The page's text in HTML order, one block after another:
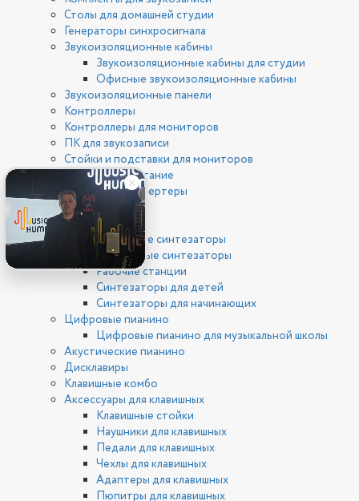
Столы для домашней студии
Генераторы синхросигнала
Звукоизоляционные кабины
Звукоизоляционные кабины для студии
Офисные звукоизоляционные кабины
Звукоизоляционные панели
Контроллеры
Контроллеры для мониторов
ПК для звукозаписи
Стойки и подставки для мониторов
Фантомное питание
ЦАП/АЦП конвертеры
Клавишные
Синтезаторы
Цифровые синтезаторы
Аналоговые синтезаторы
Рабочие станции
Синтезаторы для детей
Синтезаторы для начинающих
Цифровые пианино
Цифровые пианино для музыкальной школы
Акустические пианино
Дисклавиры
Клавишные комбо
Аксессуары для клавишных
Клавишные стойки
Наушники для клавишных
Педали для клавишных
Чехлы для клавишных
Адаптеры для клавишных
Пюпитры для клавишных